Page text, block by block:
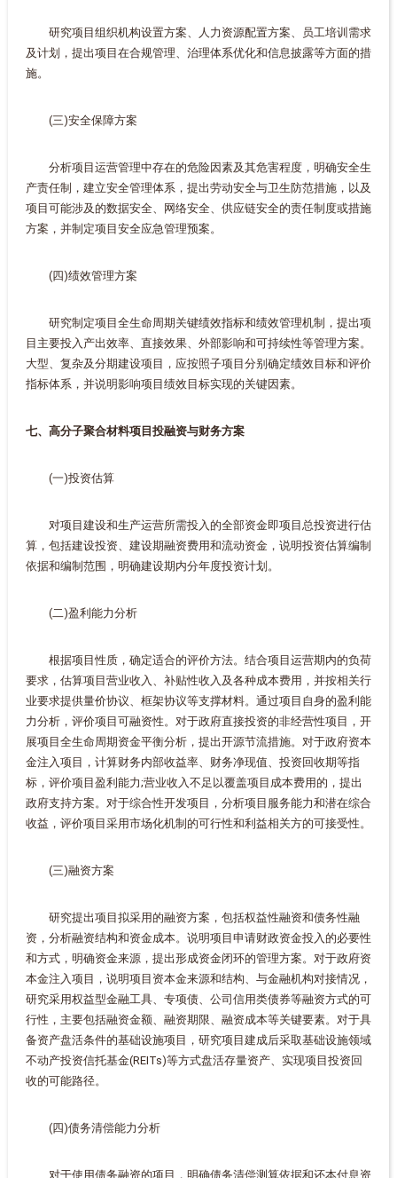
研究项目组织机构设置方案、人力资源配置方案、员工培训需求
及计划，提出项目在合规管理、治理体系优化和信息披露等方面的措
施。
(三)安全保障方案
分析项目运营管理中存在的危险因素及其危害程度，明确安全生
产责任制，建立安全管理体系，提出劳动安全与卫生防范措施，以及
项目可能涉及的数据安全、网络安全、供应链安全的责任制度或措施
方案，并制定项目安全应急管理预案。
(四)绩效管理方案
研究制定项目全生命周期关键绩效指标和绩效管理机制，提出项
目主要投入产出效率、直接效果、外部影响和可持续性等管理方案。
大型、复杂及分期建设项目，应按照子项目分别确定绩效目标和评价
指标体系，并说明影响项目绩效目标实现的关键因素。
七、高分子聚合材料项目投融资与财务方案
(一)投资估算
对项目建设和生产运营所需投入的全部资金即项目总投资进行估
算，包括建设投资、建设期融资费用和流动资金，说明投资估算编制
依据和编制范围，明确建设期内分年度投资计划。
(二)盈利能力分析
根据项目性质，确定适合的评价方法。结合项目运营期内的负荷
要求，估算项目营业收入、补贴性收入及各种成本费用，并按相关行
业要求提供量价协议、框架协议等支撑材料。通过项目自身的盈利能
力分析，评价项目可融资性。对于政府直接投资的非经营性项目，开
展项目全生命周期资金平衡分析，提出开源节流措施。对于政府资本
金注入项目，计算财务内部收益率、财务净现值、投资回收期等指
标，评价项目盈利能力;营业收入不足以覆盖项目成本费用的，提出
政府支持方案。对于综合性开发项目，分析项目服务能力和潜在综合
收益，评价项目采用市场化机制的可行性和利益相关方的可接受性。
(三)融资方案
研究提出项目拟采用的融资方案，包括权益性融资和债务性融
资，分析融资结构和资金成本。说明项目申请财政资金投入的必要性
和方式，明确资金来源，提出形成资金闭环的管理方案。对于政府资
本金注入项目，说明项目资本金来源和结构、与金融机构对接情况，
研究采用权益型金融工具、专项债、公司信用类债券等融资方式的可
行性，主要包括融资金额、融资期限、融资成本等关键要素。对于具
备资产盘活条件的基础设施项目，研究项目建成后采取基础设施领域
不动产投资信托基金(REITs)等方式盘活存量资产、实现项目投资回
收的可能路径。
(四)债务清偿能力分析
对于使用债务融资的项目，明确债务清偿测算依据和还本付息资